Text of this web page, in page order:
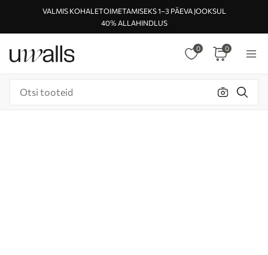
VALMIS KOHALETOIMETAMISEKS 1–3 PÄEVA JOOKSUL
40% ALLAHINDLUS
0 0